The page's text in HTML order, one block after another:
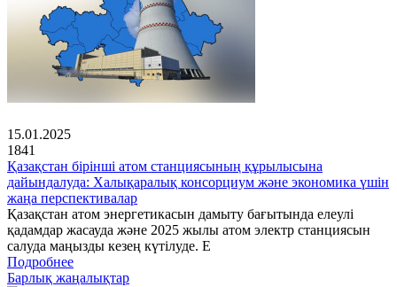
15.01.2025
1841
Қазақстан бірінші атом станциясының құрылысына
дайындалуда: Халықаралық консорциум және экономика үшін
жаңа перспективалар
Қазақстан атом энергетикасын дамыту бағытында елеулі
қадамдар жасауда және 2025 жылы атом электр станциясын
салуда маңызды кезең күтілуде. Е
Подробнее
Барлық жаңалықтар